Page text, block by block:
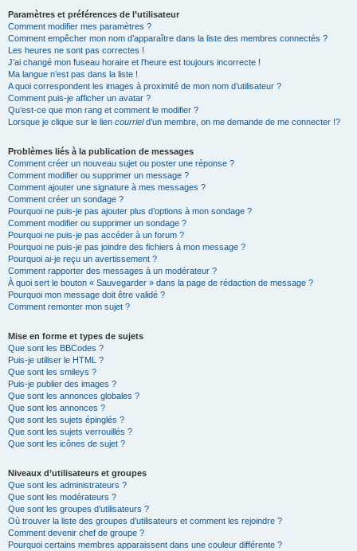
Paramètres et préférences de l’utilisateur
Comment modifier mes paramètres ?
Comment empêcher mon nom d’apparaître dans la liste des membres connectés ?
Les heures ne sont pas correctes !
J’ai changé mon fuseau horaire et l’heure est toujours incorrecte !
Ma langue n’est pas dans la liste !
A quoi correspondent les images à proximité de mon nom d’utilisateur ?
Comment puis-je afficher un avatar ?
Qu’est-ce que mon rang et comment le modifier ?
Lorsque je clique sur le lien courrield’un membre, on me demande de me connecter !?
Problèmes liés à la publication de messages
Comment créer un nouveau sujet ou poster une réponse ?
Comment modifier ou supprimer un message ?
Comment ajouter une signature à mes messages ?
Comment créer un sondage ?
Pourquoi ne puis-je pas ajouter plus d’options à mon sondage ?
Comment modifier ou supprimer un sondage ?
Pourquoi ne puis-je pas accéder à un forum ?
Pourquoi ne puis-je pas joindre des fichiers à mon message ?
Pourquoi ai-je reçu un avertissement ?
Comment rapporter des messages à un modérateur ?
À quoi sert le bouton « Sauvegarder » dans la page de rédaction de message ?
Pourquoi mon message doit être validé ?
Comment remonter mon sujet ?
Mise en forme et types de sujets
Que sont les BBCodes ?
Puis-je utiliser le HTML ?
Que sont les smileys ?
Puis-je publier des images ?
Que sont les annonces globales ?
Que sont les annonces ?
Que sont les sujets épinglés ?
Que sont les sujets verrouillés ?
Que sont les icônes de sujet ?
Niveaux d’utilisateurs et groupes
Que sont les administrateurs ?
Que sont les modérateurs ?
Que sont les groupes d’utilisateurs ?
Où trouver la liste des groupes d’utilisateurs et comment les rejoindre ?
Comment devenir chef de groupe ?
Pourquoi certains membres apparaissent dans une couleur différente ?